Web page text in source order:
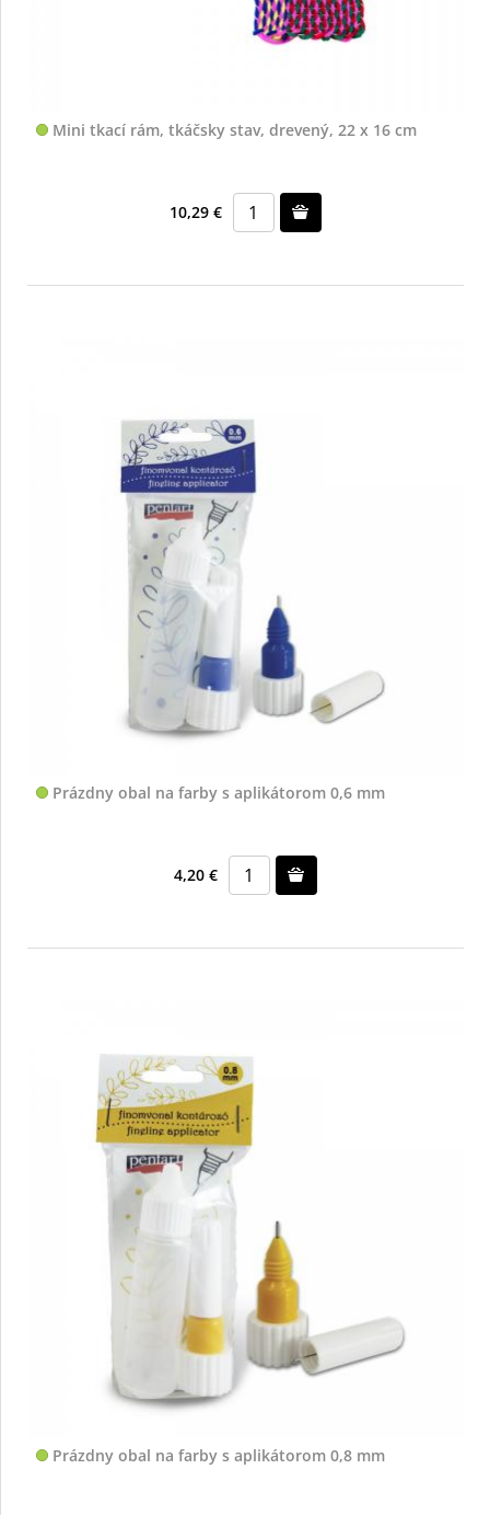
Mini tkací rám, tkáčsky stav, drevený, 22 x 16 cm
10,29 €
Prázdny obal na farby s aplikátorom 0,6 mm
4,20 €
Prázdny obal na farby s aplikátorom 0,8 mm